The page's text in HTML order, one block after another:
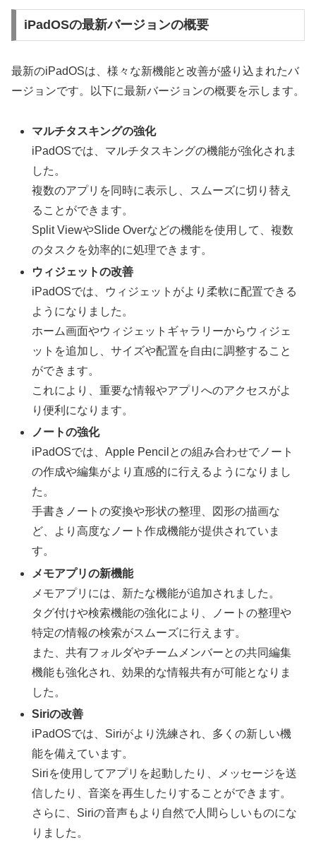
iPadOSの最新バージョンの概要
最新のiPadOSは、様々な新機能と改善が盛り込まれたバ
ージョンです。以下に最新バージョンの概要を示します。
マルチタスキングの強化
iPadOSでは、マルチタスキングの機能が強化されま
した。
複数のアプリを同時に表示し、スムーズに切り替え
ることができます。
Split ViewやSlide Overなどの機能を使用して、複数
のタスクを効率的に処理できます。
ウィジェットの改善
iPadOSでは、ウィジェットがより柔軟に配置できる
ようになりました。
ホーム画面やウィジェットギャラリーからウィジェ
ットを追加し、サイズや配置を自由に調整すること
ができます。
これにより、重要な情報やアプリへのアクセスがよ
り便利になります。
ノートの強化
iPadOSでは、Apple Pencilとの組み合わせでノート
の作成や編集がより直感的に行えるようになりまし
た。
手書きノートの変換や形状の整理、図形の描画な
ど、より高度なノート作成機能が提供されていま
す。
メモアプリの新機能
メモアプリには、新たな機能が追加されました。
タグ付けや検索機能の強化により、ノートの整理や
特定の情報の検索がスムーズに行えます。
また、共有フォルダやチームメンバーとの共同編集
機能も強化され、効果的な情報共有が可能となりま
した。
Siriの改善
iPadOSでは、Siriがより洗練され、多くの新しい機
能を備えています。
Siriを使用してアプリを起動したり、メッセージを送
信したり、音楽を再生したりすることができます。
さらに、Siriの音声もより自然で人間らしいものにな
りました。